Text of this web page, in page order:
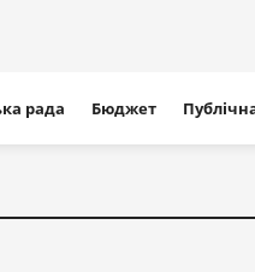
рада Бюджет